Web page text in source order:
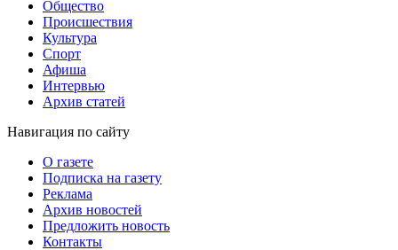
Общество
Проиcшествия
Культура
Спорт
Афиша
Интервью
Архив статей
Навигация по сайту
О газете
Подписка на газету
Реклама
Архив новостей
Предложить новость
Контакты